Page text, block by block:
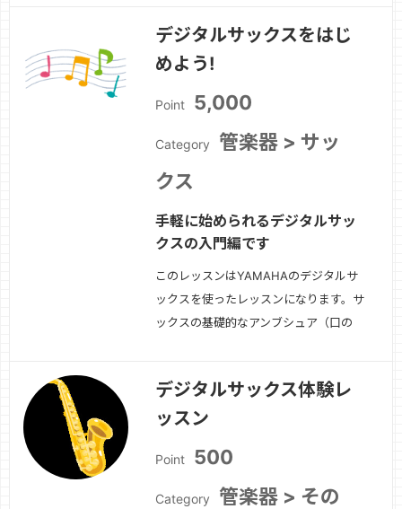
デジタルサックスをはじ
めよう!
Point 5,000
Category
管楽器 > サッ
クス
手軽に始められるデジタルサッ
クスの入門編です
このレッスンはYAMAHAのデジタルサ
ックスを使ったレッスンになります。サ
ックスの基礎的なアンブシュア（口の
簡単なメロディを吹いてみましょう！
続きを見る »
デジタルサックス体験レ
ッスン
Point 500
Category
管楽器 > その